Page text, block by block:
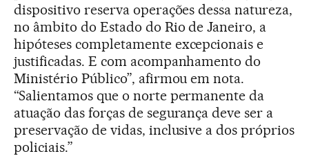
dispositivo reserva operações dessa natureza,
no âmbito do Estado do Rio de Janeiro, a
hipóteses completamente excepcionais e
justificadas. E com acompanhamento do
Ministério Público”, afirmou em nota.
“Salientamos que o norte permanente da
atuação das forças de segurança deve ser a
preservação de vidas, inclusive a dos próprios
policiais.”